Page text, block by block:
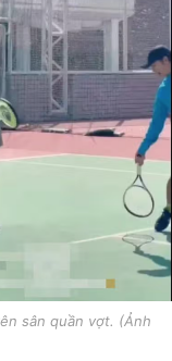
sân quần vợt. (Ảnh